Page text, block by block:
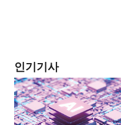
인기기사